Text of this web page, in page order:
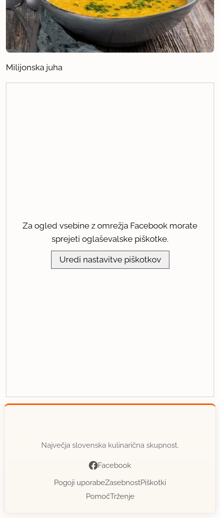
Milijonska juha
Za ogled vsebine z omrežja Facebook morate
sprejeti oglaševalske piškotke.
Uredi nastavitve piškotkov
Največja slovenska kulinarična skupnost.
Facebook
Pogoji uporabeZasebnostPiškotki
PomočTrženje